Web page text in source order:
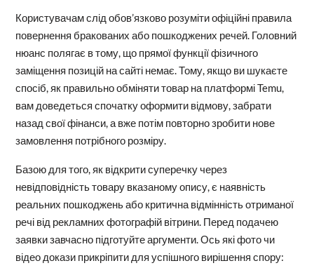
Користувачам слід обов’язково розуміти офіційні правила
повернення бракованих або пошкоджених речей. Головний
нюанс полягає в тому, що прямої функції фізичного
заміщення позицій на сайті немає. Тому, якщо ви шукаєте
спосіб, як правильно обміняти товар на платформі Temu,
вам доведеться спочатку оформити відмову, забрати
назад свої фінанси, а вже потім повторно зробити нове
замовлення потрібного розміру.
Базою для того, як відкрити суперечку через
невідповідність товару вказаному опису, є наявність
реальних пошкоджень або критична відмінність отриманої
речі від рекламних фотографій вітрини. Перед подачею
заявки завчасно підготуйте аргументи. Ось які фото чи
відео докази прикріпити для успішного вирішення спору: